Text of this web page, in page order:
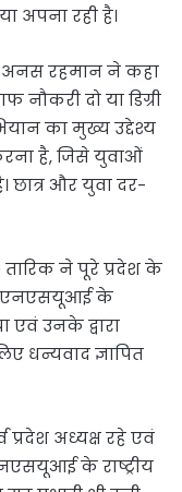
अपना रही है।
अनस रहमान ने कहा
दो या डिग्री
का मुख्य उद्देश्य
है, जिसे युवाओं
छात्र और युवा दर-
ने पूरे प्रदेश के
एनएसयूआई के
एवं उनके द्वारा
ज्ञापित
अध्यक्ष रहे एवं
के राष्ट्रीय